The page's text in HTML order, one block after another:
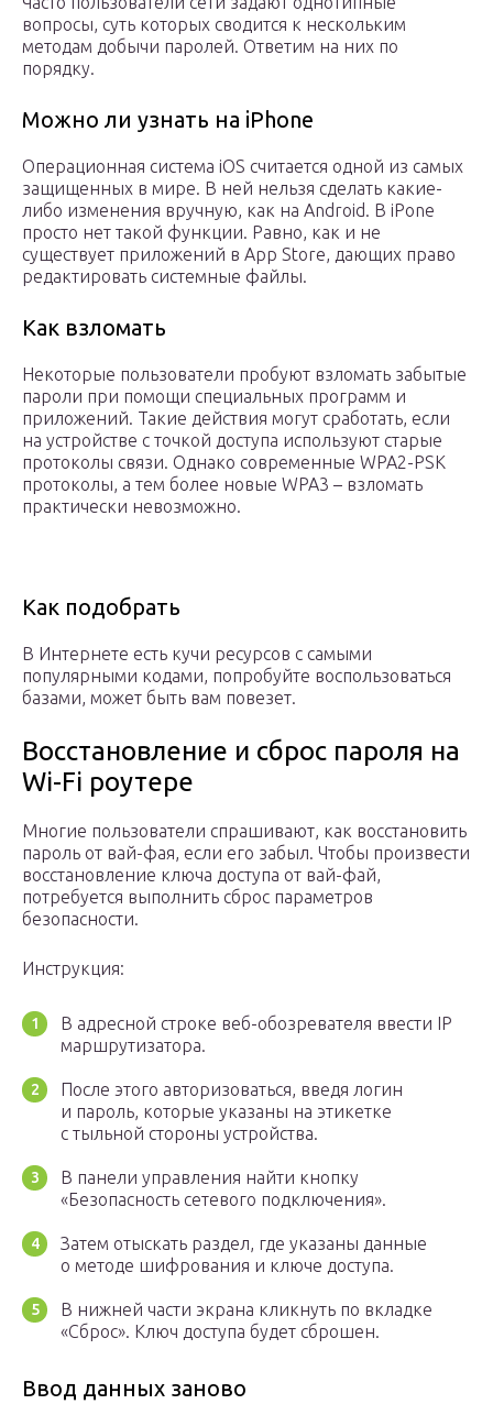
вопросы, суть которых сводится к нескольким
методам добычи паролей. Ответим на них по
порядку.
Можно ли узнать на iPhone
Операционная система iOS считается одной из самых
защищенных в мире. В ней нельзя сделать какие-
либо изменения вручную, как на Android. В iPone
просто нет такой функции. Равно, как и не
существует приложений в App Store, дающих право
редактировать системные файлы.
Как взломать
Некоторые пользователи пробуют взломать забытые
пароли при помощи специальных программ и
приложений. Такие действия могут сработать, если
на устройстве с точкой доступа используют старые
протоколы связи. Однако современные WPA2-PSK
протоколы, а тем более новые WPA3 – взломать
практически невозможно.
Как подобрать
В Интернете есть кучи ресурсов с самыми
популярными кодами, попробуйте воспользоваться
базами, может быть вам повезет.
Восстановление и сброс пароля на
Wi-Fi роутере
Многие пользователи спрашивают, как восстановить
пароль от вай-фая, если его забыл. Чтобы произвести
восстановление ключа доступа от вай-фай,
потребуется выполнить сброс параметров
безопасности.
Инструкция:
В адресной строке веб-обозревателя ввести IP
маршрутизатора.
После этого авторизоваться, введя логин
и пароль, которые указаны на этикетке
с тыльной стороны устройства.
В панели управления найти кнопку
«Безопасность сетевого подключения».
Затем отыскать раздел, где указаны данные
о методе шифрования и ключе доступа.
В нижней части экрана кликнуть по вкладке
«Сброс». Ключ доступа будет сброшен.
Ввод данных заново